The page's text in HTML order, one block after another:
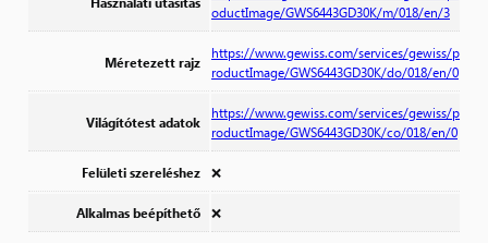
oductImage/GWS6443GD30K/m/018/en/3
Méretezett rajz
https://www.gewiss.com/services/gewiss/p
roductImage/GWS6443GD30K/do/018/en/0
Világítótest adatok
https://www.gewiss.com/services/gewiss/p
roductImage/GWS6443GD30K/co/018/en/0
Felületi szereléshez ❌
Alkalmas beépíthető ❌